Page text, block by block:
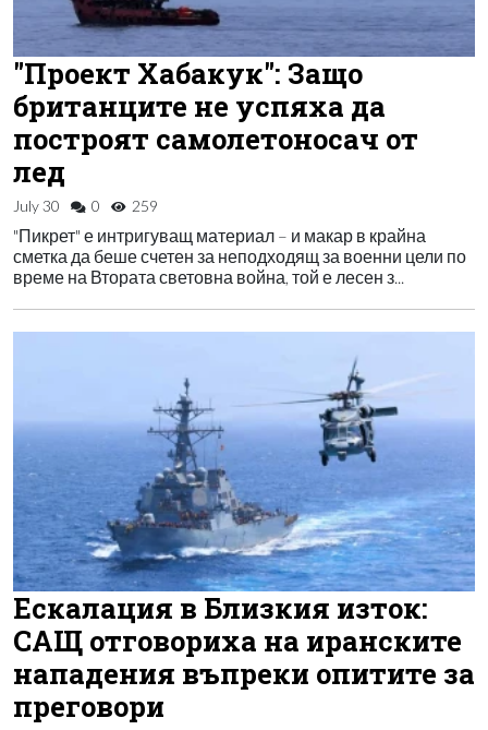
"Проект Хабакук": Защо
британците не успяха да
построят самолетоносач от
лед
July 30 0 259
"Пикрет" е интригуващ материал – и макар в крайна
сметка да беше счетен за неподходящ за военни цели по
време на Втората световна война, той е лесен з...
Ескалация в Близкия изток:
САЩ отговориха на иранските
нападения въпреки опитите за
преговори